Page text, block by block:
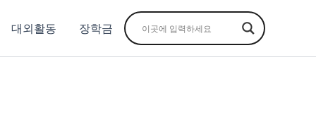
대외활동 장학금